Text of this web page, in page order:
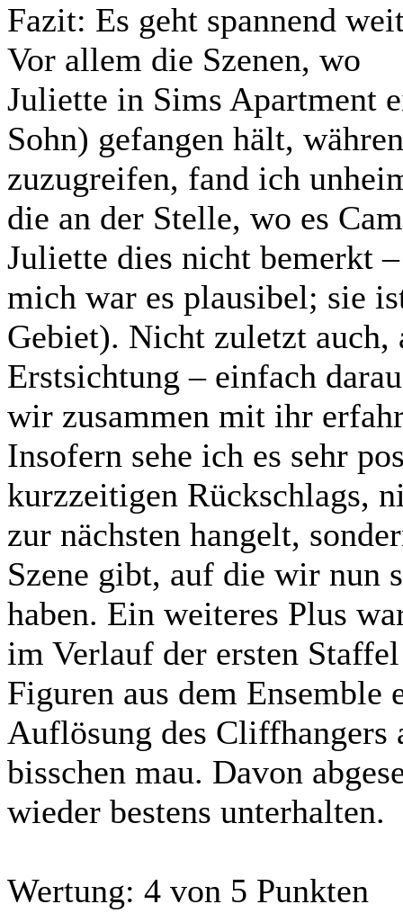
Fazit: Es geht spannend
Vor allem die Szenen, wo
Juliette in Sims Apartment
Sohn) gefangen hält,
zuzugreifen, fand ich
die an der Stelle, wo es
Juliette dies nicht bemerkt
mich war es plausibel; sie
Gebiet). Nicht zuletzt auch,
Erstsichtung – einfach
wir zusammen mit ihr
Insofern sehe ich es sehr
kurzzeitigen Rückschlags,
zur nächsten hangelt,
Szene gibt, auf die wir nun
haben. Ein weiteres Plus
im Verlauf der ersten
Figuren aus dem
Auflösung des Cliffhangers
bisschen mau. Davon
wieder bestens unterhalten.
Wertung: 4 von 5 Punkten